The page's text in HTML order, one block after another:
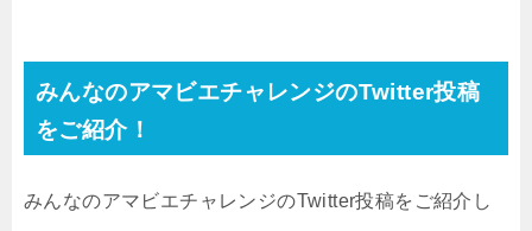
みんなのアマビエチャレンジのTwitter投稿
をご紹介！
みんなのアマビエチャレンジのTwitter投稿をご紹介し